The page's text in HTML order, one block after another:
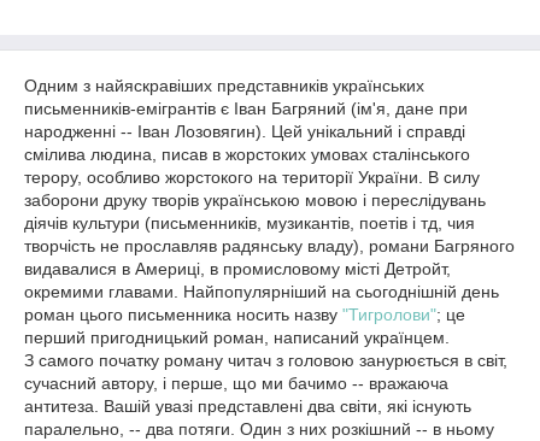
Одним з найяскравіших представників українських
письменників-емігрантів є Іван Багряний (ім'я, дане при
народженні -- Іван Лозовягин). Цей унікальний і справді
смілива людина, писав в жорстоких умовах сталінського
терору, особливо жорстокого на території України. В силу
заборони друку творів українською мовою і переслідувань
діячів культури (письменників, музикантів, поетів і тд, чия
творчість не прославляв радянську владу), романи Багряного
видавалися в Америці, в промисловому місті Детройт,
окремими главами. Найпопулярніший на сьогоднішній день
роман цього письменника носить назву "Тигролови"; це
перший пригодницький роман, написаний українцем.
З самого початку роману читач з головою занурюється в світ,
сучасний автору, і перше, що ми бачимо -- вражаюча
антитеза. Вашій увазі представлені два світи, які існують
паралельно, -- два потяги. Один з них розкішний -- в ньому